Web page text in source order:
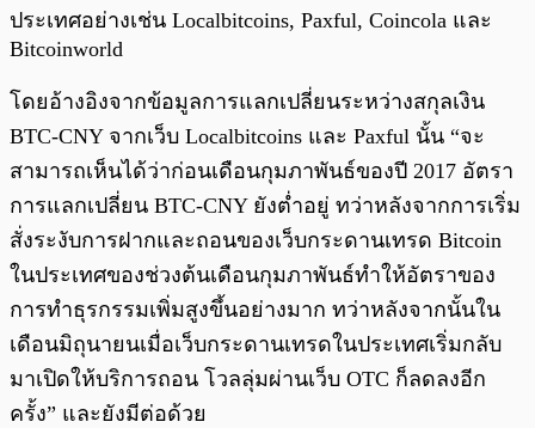
ประเทศอย่างเช่น Localbitcoins, Paxful, Coincola และ
Bitcoinworld
โดยอ้างอิงจากข้อมูลการแลกเปลี่ยนระหว่างสกุลเงิน
BTC-CNY จากเว็บ Localbitcoins และ Paxful นั้น “จะ
สามารถเห็นได้ว่าก่อนเดือนกุมภาพันธ์ของปี 2017 อัตรา
การแลกเปลี่ยน BTC-CNY ยังต่ำอยู่ ทว่าหลังจากการเริ่ม
สั่งระงับการฝากและถอนของเว็บกระดานเทรด Bitcoin
ในประเทศของช่วงต้นเดือนกุมภาพันธ์ทำให้อัตราของ
การทำธุรกรรมเพิ่มสูงขึ้นอย่างมาก ทว่าหลังจากนั้นใน
เดือนมิถุนายนเมื่อเว็บกระดานเทรดในประเทศเริ่มกลับ
มาเปิดให้บริการถอน โวลลุ่มผ่านเว็บ OTC ก็ลดลงอีก
ครั้ง” และยังมีต่อด้วย